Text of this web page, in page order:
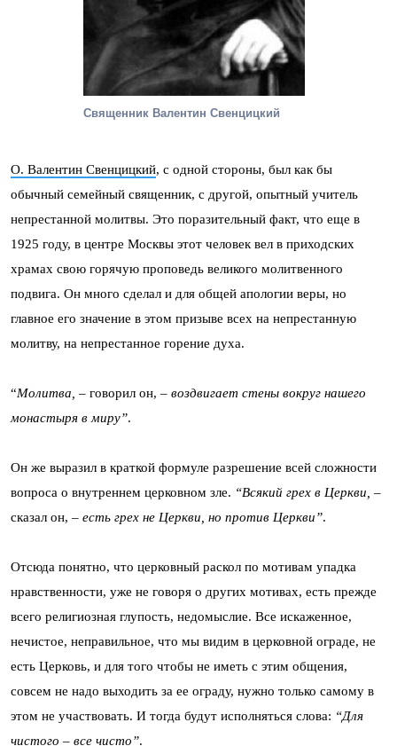
Священник Валентин Свенцицкий
О. Валентин Свенцицкий, с одной стороны, был как бы
обычный семейный священник, с другой, опытный учитель
непрестанной молитвы. Это поразительный факт, что еще в
1925 году, в центре Москвы этот человек вел в приходских
храмах свою горячую проповедь великого молитвенного
подвига. Он много сделал и для общей апологии веры, но
главное его значение в этом призыве всех на непрестанную
молитву, на непрестанное горение духа.
“Молитва, – говорил он, – воздвигает стены вокруг нашего
монастыря в миру”.
Он же выразил в краткой формуле разрешение всей сложности
вопроса о внутреннем церковном зле. “Всякий грех в Церкви, –
сказал он, – есть грех не Церкви, но против Церкви”.
Отсюда понятно, что церковный раскол по мотивам упадка
нравственности, уже не говоря о других мотивах, есть прежде
всего религиозная глупость, недомыслие. Все искаженное,
нечистое, неправильное, что мы видим в церковной ограде, не
есть Церковь, и для того чтобы не иметь с этим общения,
совсем не надо выходить за ее ограду, нужно только самому в
этом не участвовать. И тогда будут исполняться слова: “Для
чистого – все чисто”.